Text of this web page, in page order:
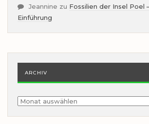
Jeannine zu Fossilien der Insel Poel
Einführung
ARCHIV
Archiv